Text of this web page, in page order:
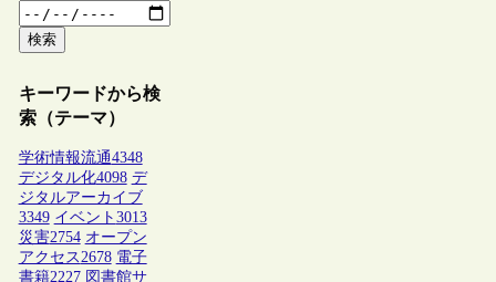
検索
キーワードから検
索（テーマ）
学術情報流通4348
デジタル化4098 デ
ジタルアーカイブ
3349 イベント 3013
災害2754 オープン
アクセス2678 電子
書籍2227 図書館サ